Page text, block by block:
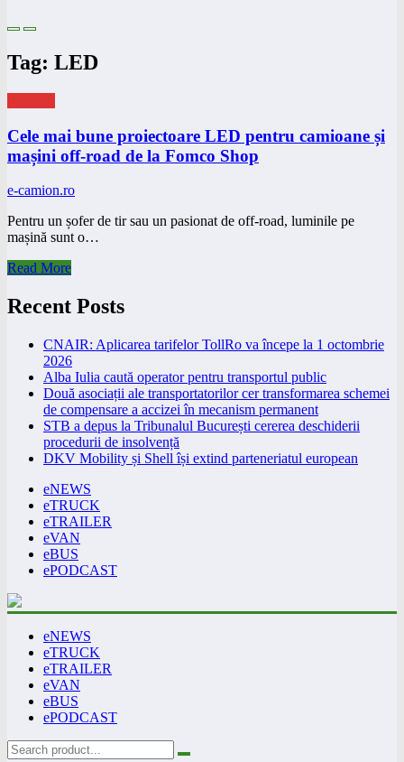
Tag: LED
Cele mai bune proiectoare LED pentru camioane și
mașini off-road de la Fomco Shop
e-camion.ro
Pentru un șofer de tir sau un pasionat de off-road, luminile pe
mașină sunt o…
Read More
Recent Posts
CNAIR: Aplicarea tarifelor TollRo va începe la 1 octombrie
2026
Alba Iulia caută operator pentru transportul public
Două asociații ale transportatorilor cer transformarea schemei
de compensare a accizei în mecanism permanent
STB a depus la Tribunalul București cererea deschiderii
procedurii de insolvență
DKV Mobility și Shell își extind parteneriatul european
eNEWS
eTRUCK
eTRAILER
eVAN
eBUS
ePODCAST
eNEWS
eTRUCK
eTRAILER
eVAN
eBUS
ePODCAST